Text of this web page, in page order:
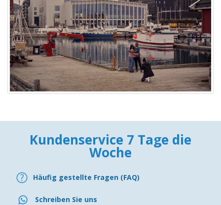
Kundenservice 7 Tage die
Woche
Häufig gestellte Fragen (FAQ)
Schreiben Sie uns